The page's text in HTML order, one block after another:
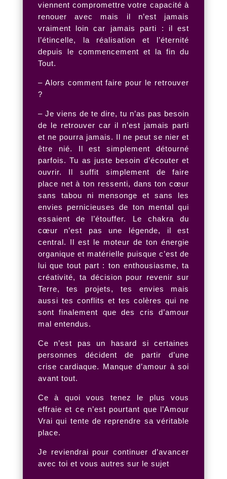
viennent compromettre votre capacité à
renouer avec mais il n’est jamais
vraiment loin car jamais parti : il est
l’étincelle, la réalisation et l’éternité
depuis le commencement et la fin du
Tout.
– Alors comment faire pour le retrouver
?
– Je viens de te dire, tu n’as pas besoin
de le retrouver car il n’est jamais parti
et ne pourra jamais. Il ne peut se nier et
être nié. Il est simplement détourné
parfois. Tu as juste besoin d’écouter et
ouvrir. Il suffit simplement de faire
place net à ton ressenti, dans ton cœur
sans tabou ni mensonge et sans les
envies pernicieuses de ton mental qui
essaient de l’étouffer. Le chakra du
cœur n’est pas une légende, il est
central. Il est le moteur de ton énergie
organique et matérielle puisque c’est de
lui que tout part : ton enthousiasme, ta
créativité, ta décision pour revenir sur
Terre, tes projets, tes envies mais
aussi tes conflits et tes colères qui ne
sont finalement que des cris d’amour
mal entendus.
Ce n’est pas un hasard si certaines
personnes décident de partir d’une
crise cardiaque. Manque d’amour à soi
avant tout.
Ce à quoi vous tenez le plus vous
effraie et ce n’est pourtant que l’Amour
Vrai qui tente de reprendre sa véritable
place.
Je reviendrai pour continuer d’avancer
avec toi et vous autres sur le sujet